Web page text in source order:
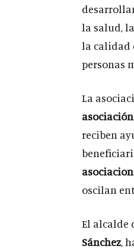
la salud,
la calidad
personas
La
reciben
oscilan
El alcalde
Sánchez,